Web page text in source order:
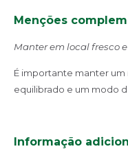
Menções
Manter em local fresco e
É importante manter
equilibrado e um modo
Informação